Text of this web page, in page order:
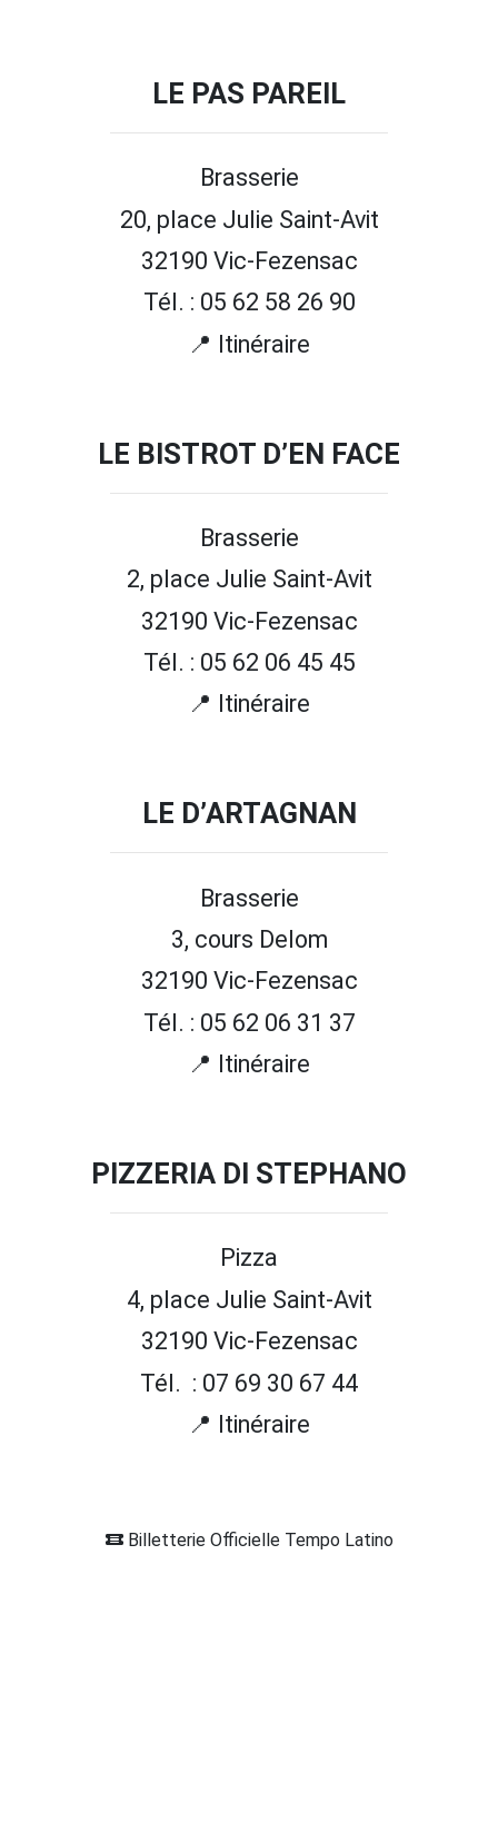
LE PAS PAREIL
Brasserie
20, place Julie Saint-Avit
32190 Vic-Fezensac
Tél. : 05 62 58 26 90
📍 Itinéraire
LE BISTROT D’EN FACE
Brasserie
2, place Julie Saint-Avit
32190 Vic-Fezensac
Tél. : 05 62 06 45 45
📍 Itinéraire
LE D’ARTAGNAN
Brasserie
3, cours Delom
32190 Vic-Fezensac
Tél. : 05 62 06 31 37
📍 Itinéraire
PIZZERIA DI STEPHANO
Pizza
4, place Julie Saint-Avit
32190 Vic-Fezensac
Tél. : 07 69 30 67 44
📍 Itinéraire
Billetterie Officielle Tempo Latino